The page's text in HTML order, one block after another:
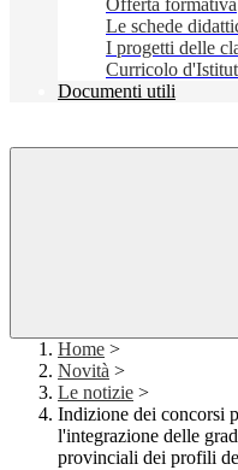
Offerta formativa
Le schede
I progetti delle
Curricolo
Documenti utili
Home >
Novità >
Le notizie >
Indizione dei concorsi
l'integrazione delle
provinciali dei profili